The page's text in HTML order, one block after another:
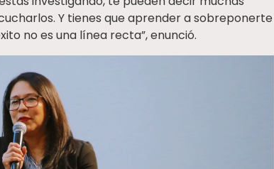
Y tienes que aprender a sobreponerte
no es una línea recta”, enunció.